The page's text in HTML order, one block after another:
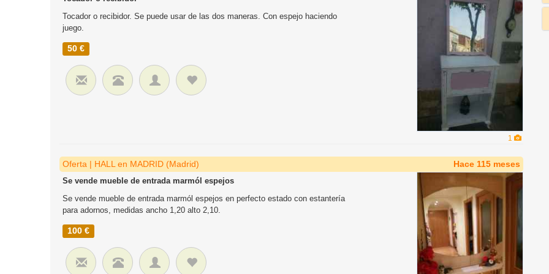
1
Tocador o recibidor. Se puede usar de las dos maneras. Con espejo haciendo
juego.
50 €
Oferta | HALL en MADRID (Madrid) Hace 115 meses
Se vende mueble de entrada marmól espejos
Se vende mueble de entrada marmól espejos en perfecto estado con estantería
para adornos, medidas ancho 1,20 alto 2,10.
100 €